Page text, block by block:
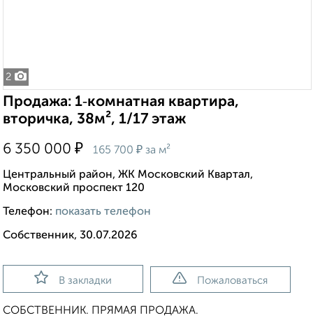
2
Продажа: 1‑комнатная квартира,
вторичка, 38м², 1/17 этаж
6 350 000 ₽ 165 700 ₽ за м²
Центральный район, ЖК Московский Квартал,
Московский проспект 120
Телефон: показать телефон
Собственник, 30.07.2026
В закладки Пожаловаться
СОБСТВЕННИК. ПРЯМАЯ ПРОДАЖА.